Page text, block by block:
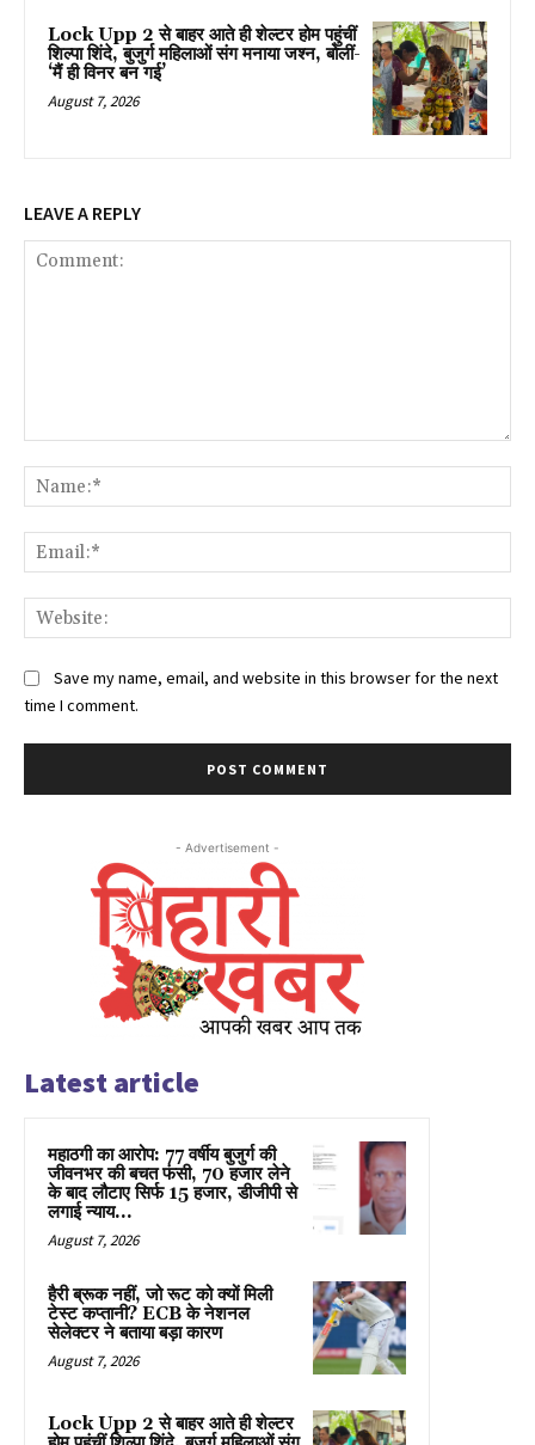
Lock Upp 2 से बाहर आते ही शेल्टर होम पहुंचीं
शिल्पा शिंदे, बुजुर्ग महिलाओं संग मनाया जश्न, बोलीं-
‘मैं ही विनर बन गई’
August 7, 2026
LEAVE A REPLY
Save my name, email, and website in this browser for the next
time I comment.
- Advertisement -
Latest article
महाठगी का आरोप: 77 वर्षीय बुजुर्ग की
जीवनभर की बचत फंसी, 70 हजार लेने
के बाद लौटाए सिर्फ 15 हजार, डीजीपी से
लगाई न्याय...
August 7, 2026
हैरी ब्रूक नहीं, जो रूट को क्यों मिली
टेस्ट कप्तानी? ECB के नेशनल
सेलेक्टर ने बताया बड़ा कारण
August 7, 2026
Lock Upp 2 से बाहर आते ही शेल्टर